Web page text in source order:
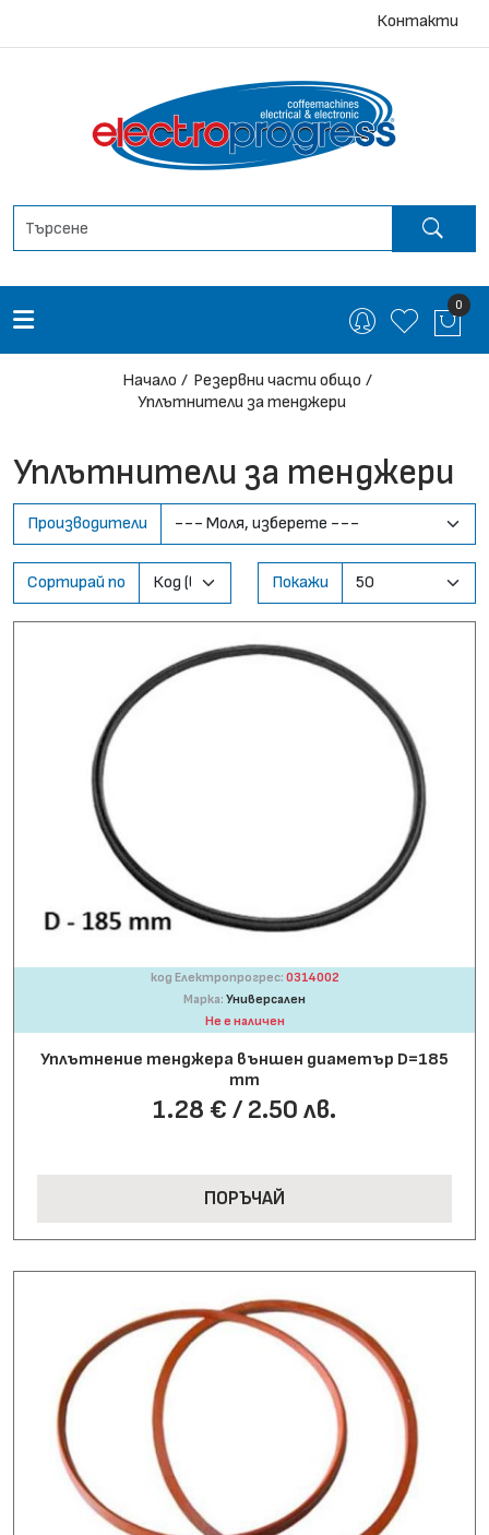
Контакти
0
Начало
Резервни части общо
Уплътнители за тенджери
Уплътнители за тенджери
Производители
Сортирай по Покажи
код Електропрогрес: 0314002
Марка: Универсален
Не е наличен
Уплътнение тенджера външен диаметър D=185
mm
1.28 € / 2.50 лв.
ПОРЪЧАЙ